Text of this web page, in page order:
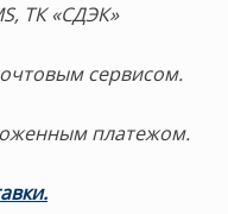
ТК «СДЭК»
сервисом.
платежом.
.